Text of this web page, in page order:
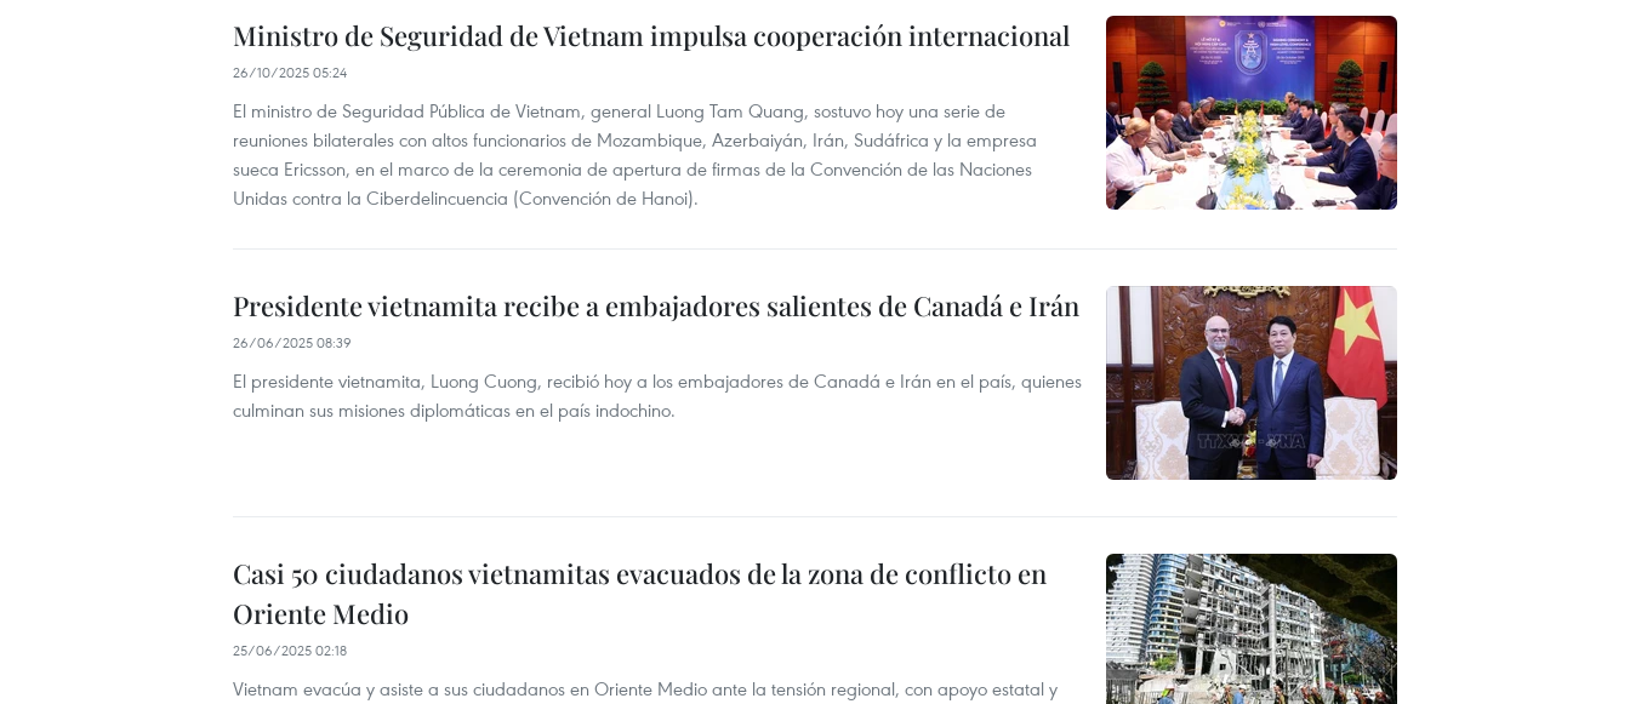
Ministro de Seguridad de Vietnam impulsa cooperación internacional
26/10/2025 05:24
El ministro de Seguridad Pública de Vietnam, general Luong Tam Quang, sostuvo hoy una serie de
reuniones bilaterales con altos funcionarios de Mozambique, Azerbaiyán, Irán, Sudáfrica y la empresa
sueca Ericsson, en el marco de la ceremonia de apertura de firmas de la Convención de las Naciones
Unidas contra la Ciberdelincuencia (Convención de Hanoi).
Presidente vietnamita recibe a embajadores salientes de Canadá e Irán
26/06/2025 08:39
El presidente vietnamita, Luong Cuong, recibió hoy a los embajadores de Canadá e Irán en el país, quienes
culminan sus misiones diplomáticas en el país indochino.
Casi 50 ciudadanos vietnamitas evacuados de la zona de conflicto en
Oriente Medio
25/06/2025 02:18
Vietnam evacúa y asiste a sus ciudadanos en Oriente Medio ante la tensión regional, con apoyo estatal y